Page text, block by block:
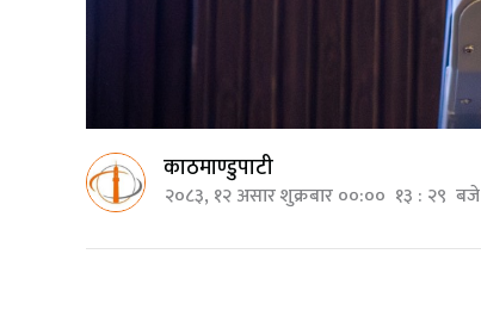
काठमाण्डुपाटी
२०८३, १२ असार शुक्रबार ००:०० १३ : २९ बजे